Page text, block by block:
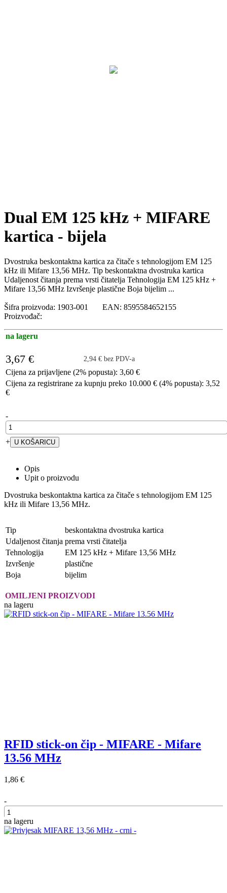
Dual EM 125 kHz + MIFARE
kartica - bijela
Dvostruka beskontaktna kartica za čitače s tehnologijom EM 125
kHz ili Mifare 13,56 MHz. Tip beskontaktna dvostruka kartica
Udaljenost čitanja prema vrsti čitatelja Tehnologija EM 125 kHz +
Mifare 13,56 MHz Izvršenje plastične Boja bijelim ...
Šifra proizvoda: 1903-001 EAN: 8595584652155
Proizvođač:
na lageru
3,67 € 2,94 € bez PDV-a
Cijena za prijavljene (2% popusta): 3,60 €
Cijena za registrirane za kupnju preko 10.000 € (4% popusta): 3,52
€
-
+
Opis
Upit o proizvodu
Dvostruka beskontaktna kartica za čitače s tehnologijom EM 125
kHz ili Mifare 13,56 MHz.
Tip
beskontaktna dvostruka kartica
Udaljenost čitanja prema vrsti čitatelja
Tehnologija
EM 125 kHz + Mifare 13,56 MHz
Izvršenje
plastične
Boja
bijelim
OMILJENI PROIZVODI
na lageru
RFID stick-on čip - MIFARE - Mifare
13.56 MHz
1,86 €
-
+
na lageru